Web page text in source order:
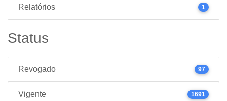
Relatórios 1
Status
Revogado 97
Vigente 1691